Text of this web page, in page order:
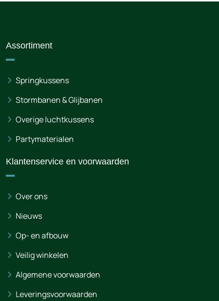
Assortiment
Springkussens
Stormbanen & Glijbanen
Overige luchtkussens
Partymaterialen
Klantenservice en voorwaarden
Over ons
Nieuws
Op- en afbouw
Veilig winkelen
Algemene voorwaarden
Leveringsvoorwaarden